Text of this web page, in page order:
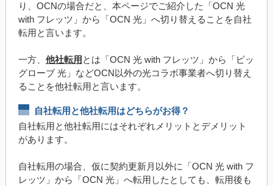
り、OCNの場合だと、本ページでご紹介した「OCN 光
with フレッツ」から「OCN 光」へ切り替えることを自社
転用と言います。
一方、 他社転用 とは「OCN 光 with フレッツ」から「ビッ
グローブ 光」などOCN以外の光コラボ事業者へ切り替え
ることを他社転用と言います。
自社転用と他社転用はどちらがお得？
自社転用と他社転用にはそれぞれメリットとデメリット
があります。
自社転用の場合、仮に契約更新月以外に「OCN 光 with フ
レッツ」から「OCN 光」へ転用したとしても、転用後も